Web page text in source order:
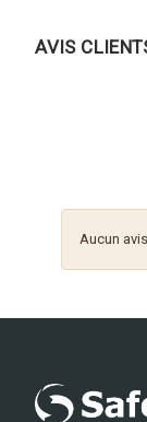
AVIS
Aucun